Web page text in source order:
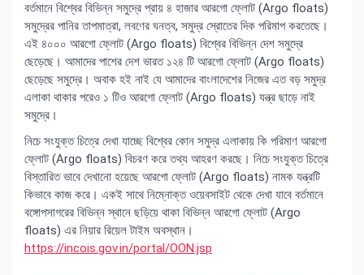
বর্তমানে বিশ্বের বিভিন্ন সমুদ্রে প্রায় ৪ হাজার আরগো ফ্লোট (Argo floats)
সমুদ্রের পানির তাপমাত্রা, লবণের ঘনত্ব, সমুদ্র স্রোতের দিক পরিমাপ করতেছে।
এই ৪০০০ আরগো ফ্লোট (Argo floats) বিশ্বের বিভিন্ন দেশ সমুদ্রে
ছেড়েছে। আমাদের পাশের দেশ ভারত ১২৪ টি আরগো ফ্লোট (Argo floats)
ছেড়েছে সমুদ্রে। অবাক হই নাই যে আমাদের বাংলাদেশের নিজের এত বড় সমুদ্র
এলাকা থাকার পরেও ১ টিও আরগো ফ্লোট (Argo floats) যন্ত্র ছাড়ে নাই
সমুদ্রে।
নিচে সংযুক্ত চিত্রে দেখা যাচ্ছে বিশ্বের কোন সমুদ্র এলাকায় কি পরিমাণ আরগো
ফ্লোট (Argo floats) বিচরণ করে তথ্য আহরণ করছে। নিচে সংযুক্ত চিত্রে
বিস্তারিত ভাবে দেখানো হয়েছে আরগো ফ্লোট (Argo floats) নামক যন্ত্রটি
কিভাবে কাজ করে। একই সাথে নিম্নোক্ত ওয়েবসাইট থেকে দেখা যাবে বর্তমানে
বঙ্গোপসাগরের বিভিন্ন স্থানে ছড়িয়ে থাকা বিভিন্ন আরগো ফ্লোট (Argo
floats) এর নিয়ার রিয়েল টাইম অবস্থান।
https://incois.gov.in/portal/OON.jsp